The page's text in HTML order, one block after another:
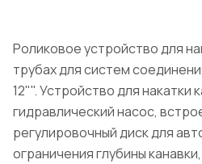
Роликовое устройство для
трубах для систем
12"". Устройство для накатки
гидравлический насос,
регулировочный диск для
ограничения глубины